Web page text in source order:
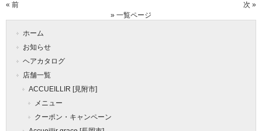
« 前
次 »
» 一覧ページ
ホーム
お知らせ
ヘアカタログ
店舗一覧
ACCUEILLIR [見附市]
メニュー
クーポン・キャンペーン